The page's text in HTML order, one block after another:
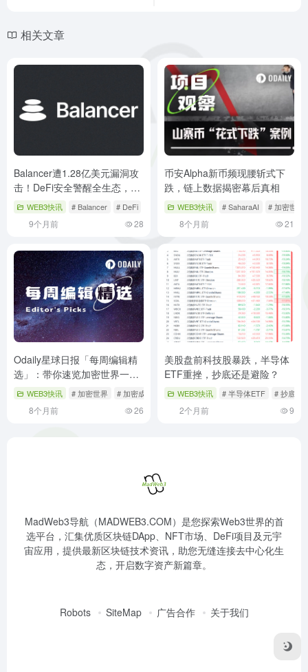
相关文章
Balancer遭1.28亿美元漏洞攻
击！DeFi安全警醒全生态，
2025年重大事件回顾
WEB3快讯 # Balancer # DeFi # 加密货币
9个月前 28
币安Alpha新币频现腰斩式下
跌，链上数据揭密幕后真相
WEB3快讯 # SaharaAI # 加密世界
8个月前 21
Odaily星球日报「每周编辑精
选」：带你速览加密世界一周
动态WEB3快讯 # 加密世界 # 加密成人礼 # 投资与创业
8个月前 26
美股盘前科技股暴跌，半导体
ETF重挫，抄底还是避险？
WEB3快讯 # 半导体ETF # 抄底避
2个月前 9
MadWeb3导航（MADWEB3.COM）是您探索Web3世界的首
选平台，汇集优质区块链DApp、NFT市场、DeFi项目及元宇
宙应用，提供最新区块链技术资讯，助您无缝连接去中心化生
态，开启数字资产新篇章。
Robots SiteMap 广告合作 关于我们